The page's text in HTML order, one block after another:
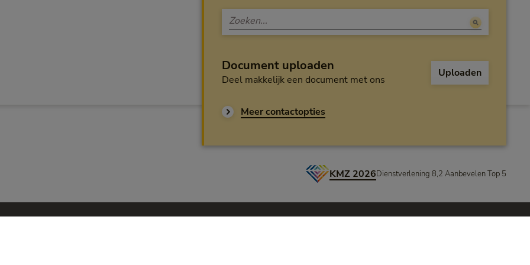
Document uploaden
Deel makkelijk een document met ons
Uploaden
Meer contactopties
KMZ 2026Dienstverlening 8,2 Aanbevelen Top 5